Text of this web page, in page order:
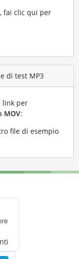
fai clic qui per
di test MP3
link per
MOV:
file di esempio